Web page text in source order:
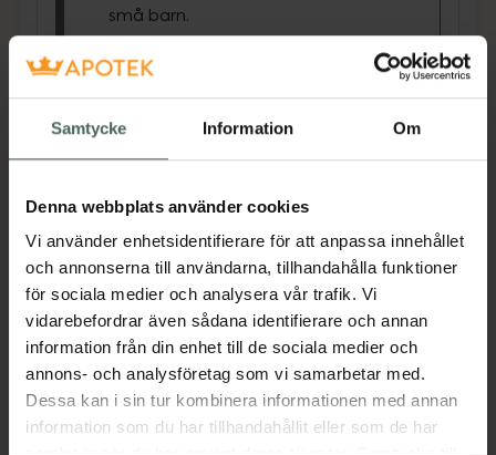
Samtycke Information Om
Denna webbplats använder cookies
Vi använder enhetsidentifierare för att anpassa innehållet
och annonserna till användarna, tillhandahålla funktioner
för sociala medier och analysera vår trafik. Vi
vidarebefordrar även sådana identifierare och annan
information från din enhet till de sociala medier och
annons- och analysföretag som vi samarbetar med.
Dessa kan i sin tur kombinera informationen med annan
information som du har tillhandahållit eller som de har
små barn.
Krom är en essentiell spårmineral som främst
är känd för sin roll som insulinkofaktor. Det är
och kolhydratmetabolism och är även viktigt
för fett- och proteinnedbrytning. Forskning
kardiovaskulär hälsa. Genom att inkludera
krompikolinat som en del av en hälsosam kost
och träningsrutin kan det bidra till att
bibehålla sunda blodsockernivåer inom det
normala intervallet och stödja en sund
kroppssammansättning. Observera att
produkten kan variera naturligt i färg
Jämförpris 1,39 kr/st
EAN:00733739014207